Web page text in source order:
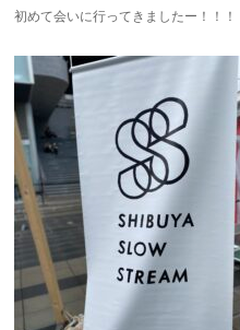
初めて会いに行ってきましたー！！！